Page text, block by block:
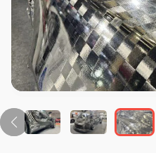
この画像の記事